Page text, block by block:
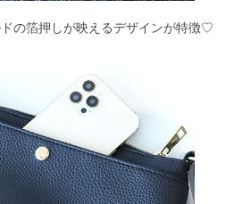
の箔押しが映えるデザインが特徴♡